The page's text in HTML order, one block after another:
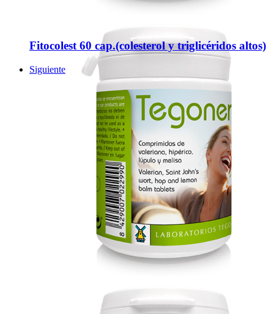
Fitocolest 60 cap.(colesterol y triglicéridos altos)
Siguiente